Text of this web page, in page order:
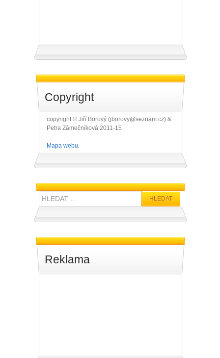
Copyright
copyright © Jiří Borový (jborovy@seznam.cz) &
Petra Zámečníková 2011-15
Mapa webu.
Hledat:
Reklama